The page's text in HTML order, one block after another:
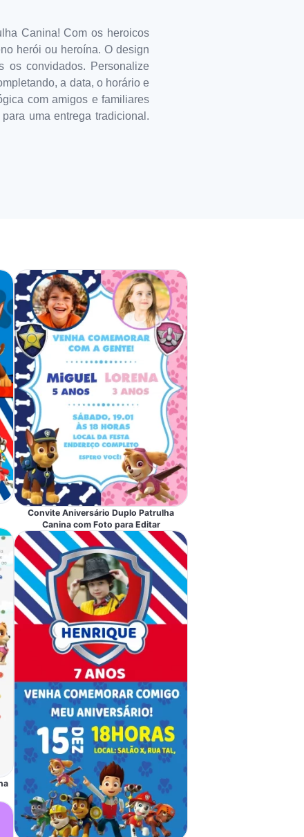
Canina! Com os heroicos
herói ou heroína. O design
os convidados. Personalize
a data, o horário e
com amigos e familiares
uma entrega tradicional.
Convite Aniversário Duplo Patrulha
Canina com Foto para Editar